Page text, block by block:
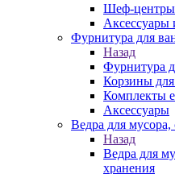
Шеф-центры
Фурнитура для
Назад
Фурнитура
Корзины для
Комплекты
Аксессуары
Ведра для
Назад
Ведра для
хранения